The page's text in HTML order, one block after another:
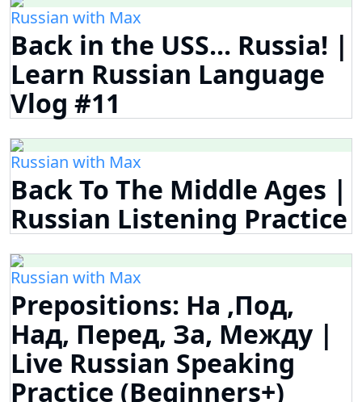
Russian with Max
Back in the USS... Russia! |
Learn Russian Language
Vlog #11
Russian with Max
Back To The Middle Ages |
Russian Listening Practice
Russian with Max
Prepositions: На ,Под,
Над, Перед, За, Между |
Live Russian Speaking
Practice (Beginners+)